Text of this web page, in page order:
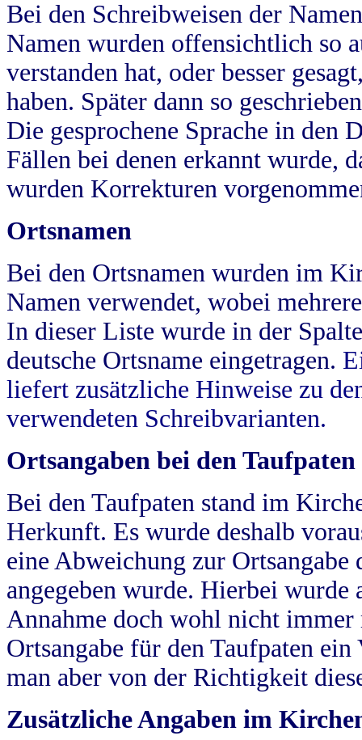
Bei den Schreibweisen der
Namen wurden offensichtlich so
verstanden hat, oder besser
haben. Später dann so
Die gesprochene Sprache in
Fällen bei denen erkannt wurde,
wurden Korrekturen
Ortsnamen
Bei den Ortsnamen wurden im
Namen verwendet, wobei
In dieser Liste wurde in der
deutsche Ortsname eingetragen.
liefert zusätzliche Hinweise zu
verwendeten Schreibvarianten.
Ortsangaben bei den Taufpaten
Bei den Taufpaten stand im
Herkunft. Es wurde deshalb
eine Abweichung zur
angegeben wurde. Hierbei wurde
Annahme doch wohl nicht
Ortsangabe für den Taufpaten
man aber von der Richtigkeit
Zusätzliche Angaben im